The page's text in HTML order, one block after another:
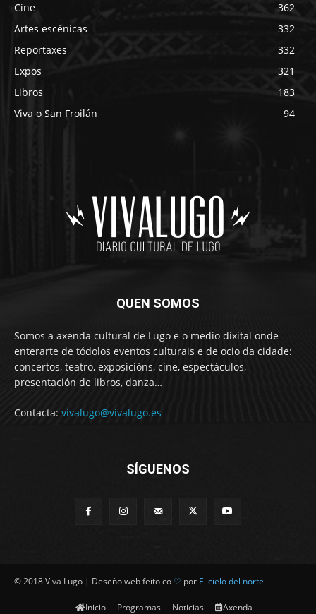
Cine
362
Artes escénicas
332
Reportaxes
332
Expos
321
Libros
183
Viva o San Froilán
94
QUEN SOMOS
Somos a axenda cultural de Lugo e o medio dixital onde
enterarte de tódolos eventos culturais e de ocio da cidade:
concertos, teatro, exposicións, cine, espectáculos,
presentación de libros, danza…
Contacta: vivalugo@vivalugo.es
SÍGUENOS
© 2018 Viva Lugo | Deseño web feito co ♡ por El cielo del norte
Inicio Programas Noticias Axenda